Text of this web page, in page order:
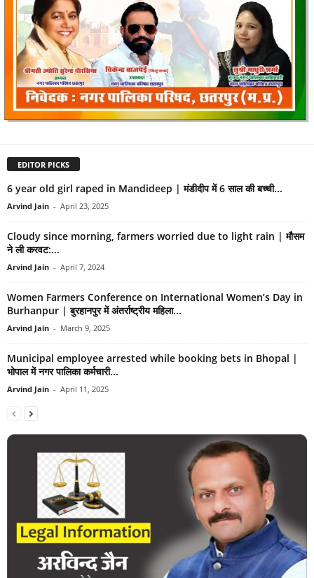
EDITOR PICKS
6 year old girl raped in Mandideep | मंडीदीप में 6 साल की बच्ची...
Arvind Jain - April 23, 2025
Cloudy since morning, farmers worried due to light rain | मौसम
ने ली करवट:...
Arvind Jain - April 7, 2024
Women Farmers Conference on International Women’s Day in
Burhanpur | बुरहानपुर में अंतर्राष्ट्रीय महिला...
Arvind Jain - March 9, 2025
Municipal employee arrested while booking bets in Bhopal |
भोपाल में नगर पालिका कर्मचारी...
Arvind Jain - April 11, 2025